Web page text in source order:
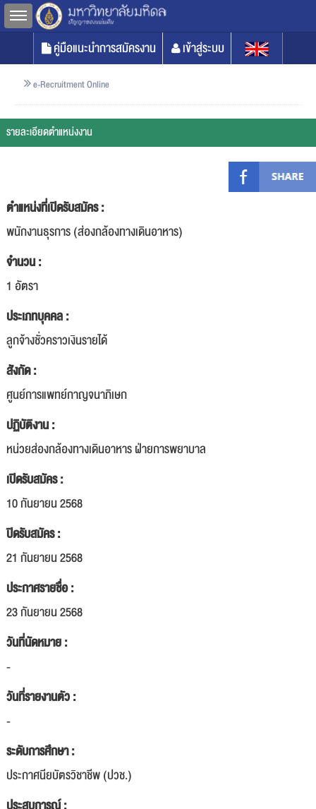
Toggle sidebar
คู่มือแนะนำการสมัครงาน
เข้าสู่ระบบ
e-Recruitment Online
รายละเอียดตำแหน่งงาน
ตำแหน่งที่เปิดรับสมัคร :
พนักงานธุรการ (ส่องกล้องทางเดินอาหาร)
จำนวน :
1 อัตรา
ประเภทบุคคล :
ลูกจ้างชั่วคราวเงินรายได้
สังกัด :
ศูนย์การแพทย์กาญจนาภิเษก
ปฏิบัติงาน :
หน่วยส่องกล้องทางเดินอาหาร ฝ่ายการพยาบาล
เปิดรับสมัคร :
10 กันยายน 2568
ปิดรับสมัคร :
21 กันยายน 2568
ประกาศรายชื่อ :
23 กันยายน 2568
วันที่นัดหมาย :
-
วันที่รายงานตัว :
-
ระดับการศึกษา :
ประกาศนียบัตรวิชาชีพ (ปวช.)